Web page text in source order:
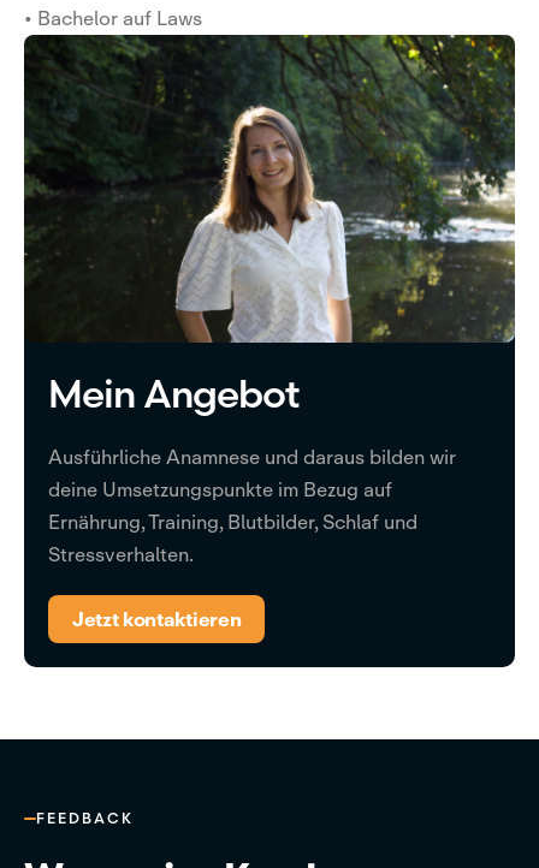
• Bachelor auf Laws
Mein Angebot
Ausführliche Anamnese und daraus bilden wir
deine Umsetzungspunkte im Bezug auf
Ernährung, Training, Blutbilder, Schlaf und
Stressverhalten.
Jetzt kontaktieren
FEEDBACK